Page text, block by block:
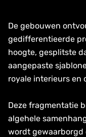
De gebouwen
gedifferentieerde
hoogte, gesplitste
aangepaste
royale interieurs en
Deze fragmentatie
algehele
wordt gewaarborgd